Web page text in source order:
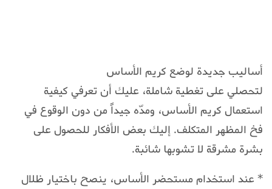
أساليب جديدة لوضع كريم الأساس
لتحصلي على تغطية شاملة، عليك أن تعرفي كيفية
استعمال كريم الأساس، ومدّه جيداً من دون الوقوع في
فخ المظهر المتكلف. إليك بعض الأفكار للحصول على
بشرة مشرقة لا تشوبها شائبة.
* عند استخدام مستحضر الأساس، ينصح باختيار ظلال